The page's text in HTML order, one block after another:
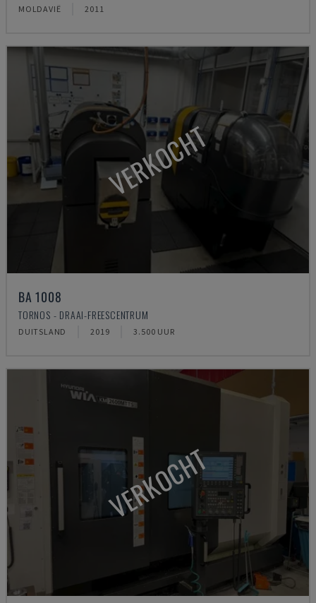
MOLDAVIË 2011
VERKOCHT
BA 1008
TORNOS - DRAAI-FREESCENTRUM
DUITSLAND 2019 3.500 UUR
VERKOCHT